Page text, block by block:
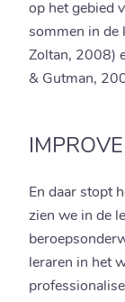
op het gebied
sommen in de
Zoltan, 2008)
& Gutman,
En daar stopt
zien we in de
leraren in het